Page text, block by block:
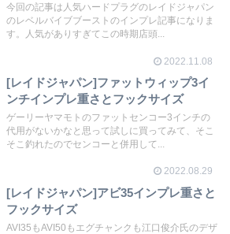
今回の記事は人気ハードプラグのレイドジャパン
のレベルバイブブーストのインプレ記事になりま
す。人気がありすぎてこの時期店頭...
2022.11.08
[レイドジャパン]ファットウィップ3イ
ンチインプレ重さとフックサイズ
ゲーリーヤマモトのファットセンコー3インチの
代用がないかなと思って試しに買ってみて、そこ
そこ釣れたのでセンコーと併用して...
2022.08.29
[レイドジャパン]アビ35インプレ重さと
フックサイズ
AVI35もAVI50もエグチャンクも江口俊介氏のデザ